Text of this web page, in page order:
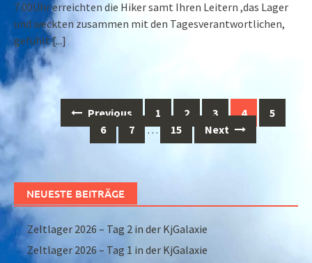
7.00Uhr erreichten die Hiker samt Ihren Leitern ,das Lager
und weckten zusammen mit den Tagesverantwortlichen,
gefühlt[...]
navigation
Previous 1 2 3 4
5
6
7 … 15 Next
NEUESTE BEITRÄGE
Zeltlager 2026 – Tag 2 in der KjGalaxie
Zeltlager 2026 – Tag 1 in der KjGalaxie